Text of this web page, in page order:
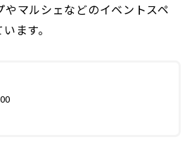
やマルシェなどのイベントスペ
ます。